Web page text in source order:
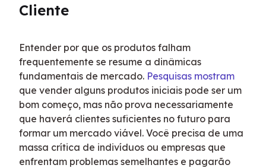
Cliente
Entender por que os produtos falham
frequentemente se resume a dinâmicas
fundamentais de mercado. Pesquisas mostram
que vender alguns produtos iniciais pode ser um
bom começo, mas não prova necessariamente
que haverá clientes suficientes no futuro para
formar um mercado viável. Você precisa de uma
massa crítica de indivíduos ou empresas que
enfrentam problemas semelhantes e pagarão